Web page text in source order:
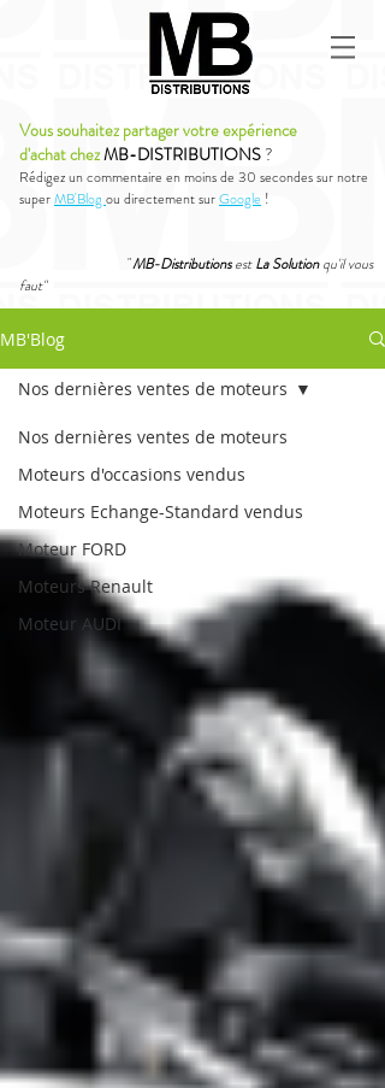
Vous souhaitez partager votre expérience
d'achat chezMB-DISTRIBUTIONS ?
Rédigez un commentaire en moins de 30 secondes sur notre
superMB'Blog ou directement surGoogle !
"MB-DistributionsestLa Solutionqu'il vous
faut"
MB'Blog
Nos dernières ventes de moteurs
Moteurs d'occasions vendus
Moteurs Echange-Standard vendus
Moteur FORD
Moteurs Renault
Moteur AUDI
Nos dernières ventes de moteurs